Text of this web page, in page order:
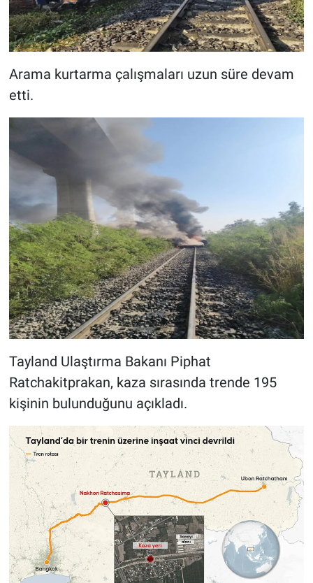
Arama kurtarma çalışmaları uzun süre devam
etti.
Tayland Ulaştırma Bakanı Piphat
Ratchakitprakan, kaza sırasında trende 195
kişinin bulunduğunu açıkladı.